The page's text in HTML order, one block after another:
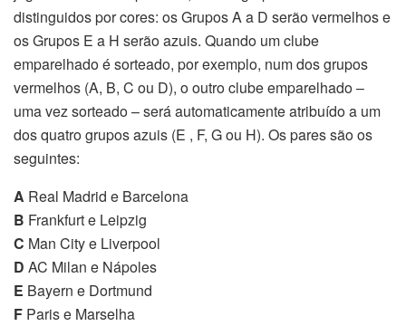
distinguidos por cores: os Grupos A a D serão vermelhos e
os Grupos E a H serão azuis. Quando um clube
emparelhado é sorteado, por exemplo, num dos grupos
vermelhos (A, B, C ou D), o outro clube emparelhado –
uma vez sorteado – será automaticamente atribuído a um
dos quatro grupos azuis (E , F, G ou H). Os pares são os
seguintes:
A Real Madrid e Barcelona
B Frankfurt e Leipzig
C Man City e Liverpool
D AC Milan e Nápoles
E Bayern e Dortmund
F Paris e Marselha